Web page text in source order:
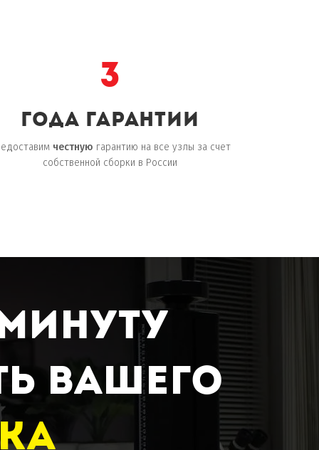
3
года гарантии
честную гарантию на все узлы за счет
собственной сборки в России
вашего